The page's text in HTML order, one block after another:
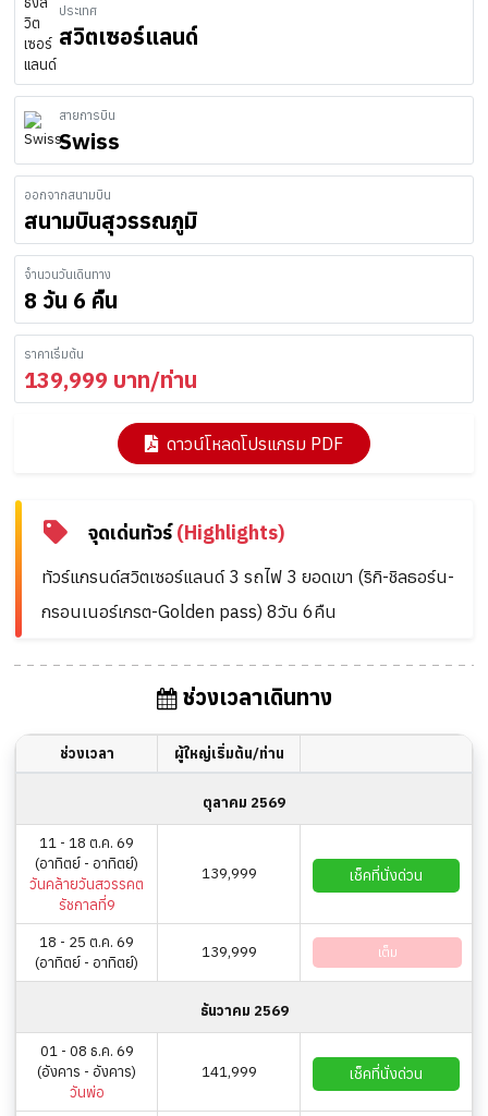
ประเทศ
สวิตเซอร์แลนด์
สายการบิน
Swiss
ออกจากสนามบิน
สนามบินสุวรรณภูมิ
จำนวนวันเดินทาง
8 วัน 6 คืน
ราคาเริ่มต้น
139,999 บาท/ท่าน
ดาวน์โหลดโปรแกรม PDF
จุดเด่นทัวร์(Highlights)
ทัวร์แกรนด์สวิตเซอร์แลนด์ 3 รถไฟ 3 ยอดเขา (ริกิ-ชิลธอร์น-
กรอนเนอร์เกรต-Golden pass) 8วัน 6คืน
ช่วงเวลาเดินทาง
ช่วงเวลา ผู้ใหญ่เริ่มต้น/ท่าน
ตุลาคม 2569
11 - 18 ต.ค. 69
(อาทิตย์ - อาทิตย์)
วันคล้ายวันสวรรคต
รัชกาลที่9
139,999 เช็คที่นั่งด่วน
18 - 25 ต.ค. 69
(อาทิตย์ - อาทิตย์)
139,999 เต็ม
ธันวาคม 2569
01 - 08 ธ.ค. 69
(อังคาร - อังคาร)
วันพ่อ
141,999 เช็คที่นั่งด่วน